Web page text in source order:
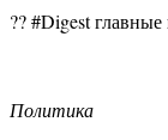
?? #Digest
Политика